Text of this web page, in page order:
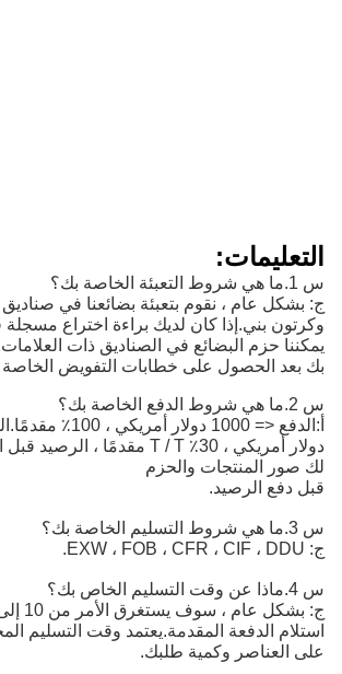
التعليمات:
س 1.ما هي شروط التعبئة الخاصة بك؟
ج: بشكل عام ، نقوم بتعبئة بضائعنا في صناديق
وكرتون بني.إذا كان لديك براءة اختراع مسجلة
يمكننا حزم البضائع في الصناديق ذات العلامات
بك بعد الحصول على خطابات التفويض
س 2.ما هي شروط الدفع الخاصة بك؟
أ:
دولار أمريكي ، 30٪ T / T مقدمًا ، الرصيد قبل الشحن.
لك صور المنتجات والحزم
قبل دفع الرصيد.
س 3.ما هي شروط التسليم الخاصة بك؟
ج: EXW ، FOB ، CFR ، CIF ، DDU.
س 4.ماذا عن وقت التسليم الخاص بك؟
استلام الدفعة المقدمة.يعتمد وقت التسليم
على العناصر وكمية طلبك.